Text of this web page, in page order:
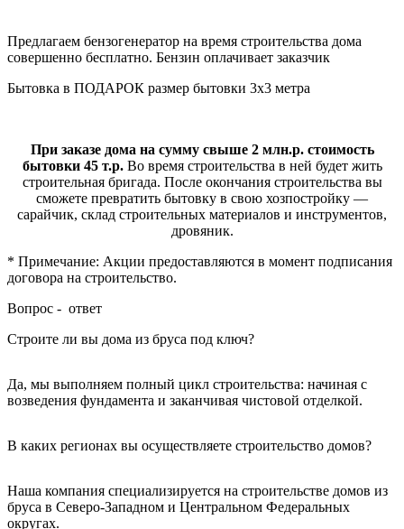
Предлагаем бензогенератор на время строительства дома
совершенно бесплатно. Бензин оплачивает заказчик
Бытовка в ПОДАРОК размер бытовки 3х3 метра
При заказе дома на сумму свыше 2 млн.р. стоимость
бытовки 45 т.р. Во время строительства в ней будет жить
строительная бригада. После окончания строительства вы
сможете превратить бытовку в свою хозпостройку —
сарайчик, склад строительных материалов и инструментов,
дровяник.
* Примечание: Акции предоставляются в момент подписания
договора на строительство.
Вопрос - ответ
Строите ли вы дома из бруса под ключ?
Да, мы выполняем полный цикл строительства: начиная с
возведения фундамента и заканчивая чистовой отделкой.
В каких регионах вы осуществляете строительство домов?
Наша компания специализируется на строительстве домов из
бруса в Северо-Западном и Центральном Федеральных
округах.